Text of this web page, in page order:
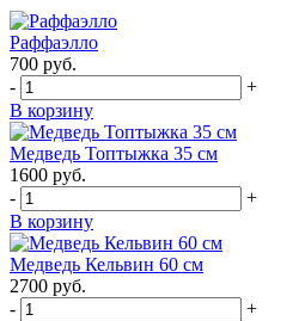
Раффаэлло
700 руб.
-
+
В корзину
Медведь Топтыжка 35 см
1600 руб.
-
+
В корзину
Медведь Кельвин 60 см
2700 руб.
-
+